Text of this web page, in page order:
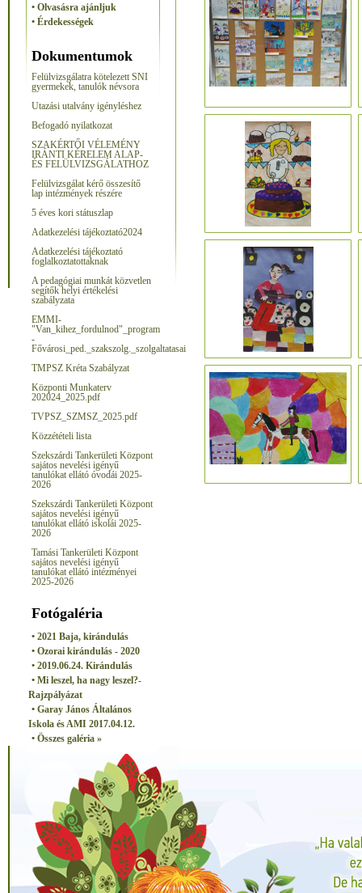
• Olvasásra ajánljuk
• Érdekességek
Dokumentumok
Felülvizsgálatra kötelezett SNI
gyermekek, tanulók névsora
Utazási utalvány igényléshez
Befogadó nyilatkozat
SZAKÉRTŐI VÉLEMÉNY
IRÁNTI KÉRELEM ALAP-
ÉS FELÜLVIZSGÁLATHOZ
Felülvizsgálat kérő összesítő
lap intézmények részére
5 éves kori státuszlap
Adatkezelési tájékoztató2024
Adatkezelési tájékoztató
foglalkoztatottaknak
A pedagógiai munkát közvetlen
segítők helyi értékelési
szabályzata
EMMI-
"Van_kihez_fordulnod"_program
-
Fővárosi_ped._szakszolg._szolgaltatasai
TMPSZ Kréta Szabályzat
Központi Munkaterv
202024_2025.pdf
TVPSZ_SZMSZ_2025.pdf
Közzétételi lista
Szekszárdi Tankerületi Központ
sajátos nevelési igényű
tanulókat ellátó óvodái 2025-
2026
Szekszárdi Tankerületi Központ
sajátos nevelési igényű
tanulókat ellátó iskolái 2025-
2026
Tamási Tankerületi Központ
sajátos nevelési igényű
tanulókat ellátó intézményei
2025-2026
Fotógaléria
• 2021 Baja, kirándulás
• Ozorai kirándulás - 2020
• 2019.06.24. Kirándulás
• Mi leszel, ha nagy leszel?-
Rajzpályázat
• Garay János Általános
Iskola és AMI 2017.04.12.
• Összes galéria »